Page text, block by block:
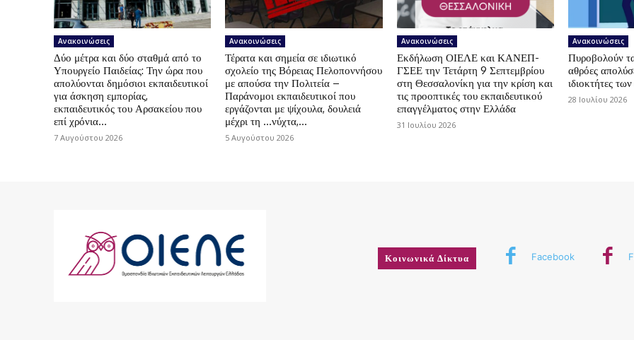
Ανακοινώσεις
Δύο μέτρα και δύο σταθμά από το
Υπουργείο Παιδείας: Την ώρα που
απολύονται δημόσιοι εκπαιδευτικοί
για άσκηση εμπορίας,
εκπαιδευτικός του Αρσακείου που
επί χρόνια...
7 Αυγούστου 2026
Ανακοινώσεις
Τέρατα και σημεία σε ιδιωτικό
σχολείο της Βόρειας Πελοποννήσου
με απούσα την Πολιτεία –
Παράνομοι εκπαιδευτικοί που
εργάζονται με ψίχουλα, δουλειά
μέχρι τη …νύχτα,...
5 Αυγούστου 2026
Ανακοινώσεις
Εκδήλωση ΟΙΕΛΕ και ΚΑΝΕΠ-
ΓΣΕΕ την Τετάρτη 9 Σεπτεμβρίου
στη Θεσσαλονίκη για την κρίση και
τις προοπτικές του εκπαιδευτικού
επαγγέλματος στην Ελλάδα
31 Ιουλίου 2026
Ανακοινώσεις
Πυροβολούν
αθρόες
ιδιοκτήτες
28 Ιουλίου 2026
Κοινωνικά Δίκτυα Facebook